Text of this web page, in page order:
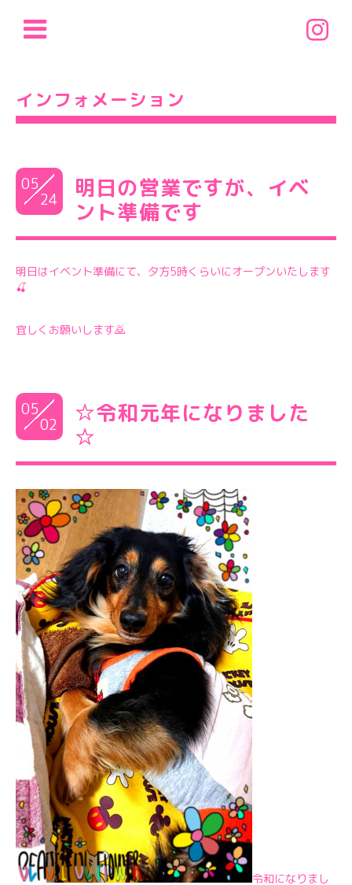
インフォメーション
05
24
明日の営業ですが、イベ
ント準備です
明日はイベント準備にて、夕方5時くらいにオープンいたします
🍒
宜しくお願いします🙇
05
02
☆令和元年になりました
☆
令和になりまし